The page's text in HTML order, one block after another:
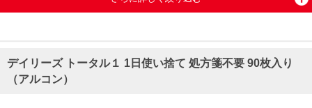
デイリーズ トータル１ 1日使い捨て 処方箋不要 90枚入り
（アルコン）